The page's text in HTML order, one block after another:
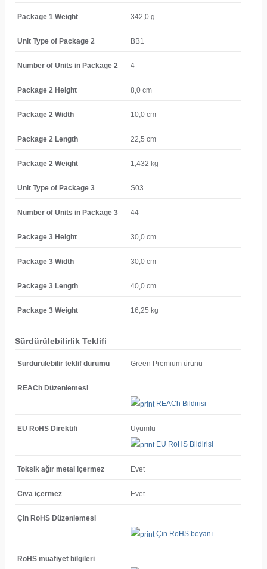
Package 1 Weight 342,0 g
Unit Type of Package 2 BB1
Number of Units in Package 2 4
Package 2 Height 8,0 cm
Package 2 Width 10,0 cm
Package 2 Length 22,5 cm
Package 2 Weight 1,432 kg
Unit Type of Package 3 S03
Number of Units in Package 3 44
Package 3 Height 30,0 cm
Package 3 Width 30,0 cm
Package 3 Length 40,0 cm
Package 3 Weight 16,25 kg
Sürdürülebilirlik Teklifi
Sürdürülebilir teklif durumu Green Premium ürünü
REACh Düzenlemesi
REACh Bildirisi
EU RoHS Direktifi
Uyumlu
EU RoHS Bildirisi
Toksik ağır metal içermez Evet
Cıva içermez Evet
Çin RoHS Düzenlemesi
Çin RoHS beyanı
RoHS muafiyet bilgileri